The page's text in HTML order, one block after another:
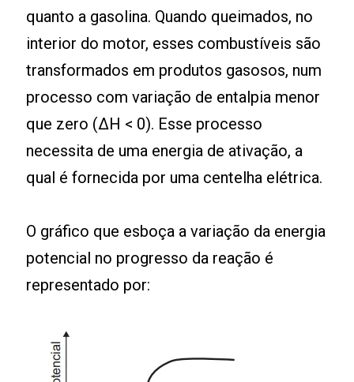
quanto a gasolina. Quando queimados, no
interior do motor, esses combustíveis são
transformados em produtos gasosos, num
processo com variação de entalpia menor
que zero (ΔH < 0). Esse processo
necessita de uma energia de ativação, a
qual é fornecida por uma centelha elétrica.
O gráfico que esboça a variação da energia
potencial no progresso da reação é
representado por: